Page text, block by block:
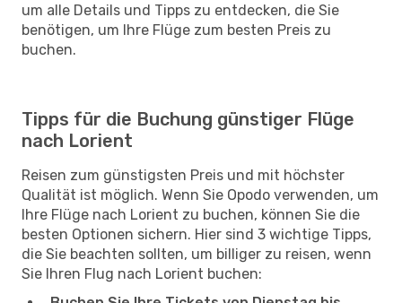
um alle Details und Tipps zu entdecken, die Sie
benötigen, um Ihre Flüge zum besten Preis zu
buchen.
Tipps für die Buchung günstiger Flüge
nach Lorient
Reisen zum günstigsten Preis und mit höchster
Qualität ist möglich. Wenn Sie Opodo verwenden, um
Ihre Flüge nach Lorient zu buchen, können Sie die
besten Optionen sichern. Hier sind 3 wichtige Tipps,
die Sie beachten sollten, um billiger zu reisen, wenn
Sie Ihren Flug nach Lorient buchen: